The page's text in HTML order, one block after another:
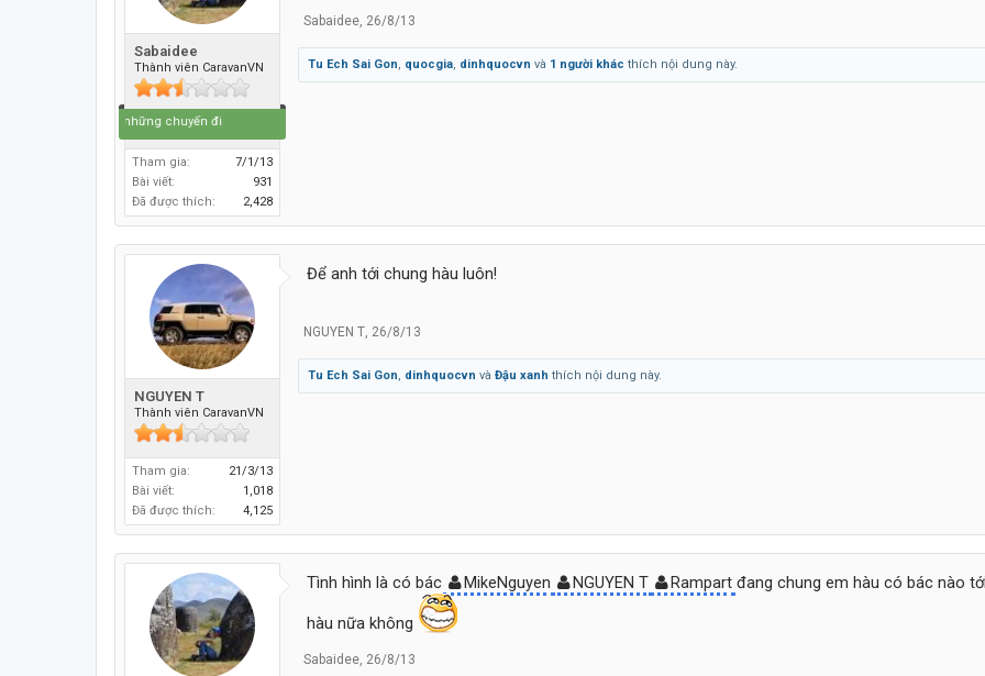
Sabaidee
Thành viên CaravanVN
Cuộc đời là những chuyến đi
Tham gia:
7/1/13
Bài viết:
931
Đã được thích:
2,428
Sabaidee, 26/8/13
Tu Ech Sai Gon, quocgia, dinhquocvn và 1 người khác thích nội dung này.
NGUYEN T
Thành viên CaravanVN
Tham gia:
21/3/13
Bài viết:
1,018
Đã được thích:
4,125
Để anh tới chung hàu luôn!
NGUYEN T, 26/8/13
Tu Ech Sai Gon, dinhquocvn và Đậu xanh thích nội dung này.
Tình hình là có bác MikeNguyen NGUYEN T Rampart đang chung em hàu có bác nào
hàu nữa không
Sabaidee, 26/8/13